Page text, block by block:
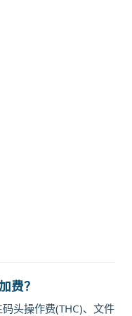
费？
头操作费(THC)、文件